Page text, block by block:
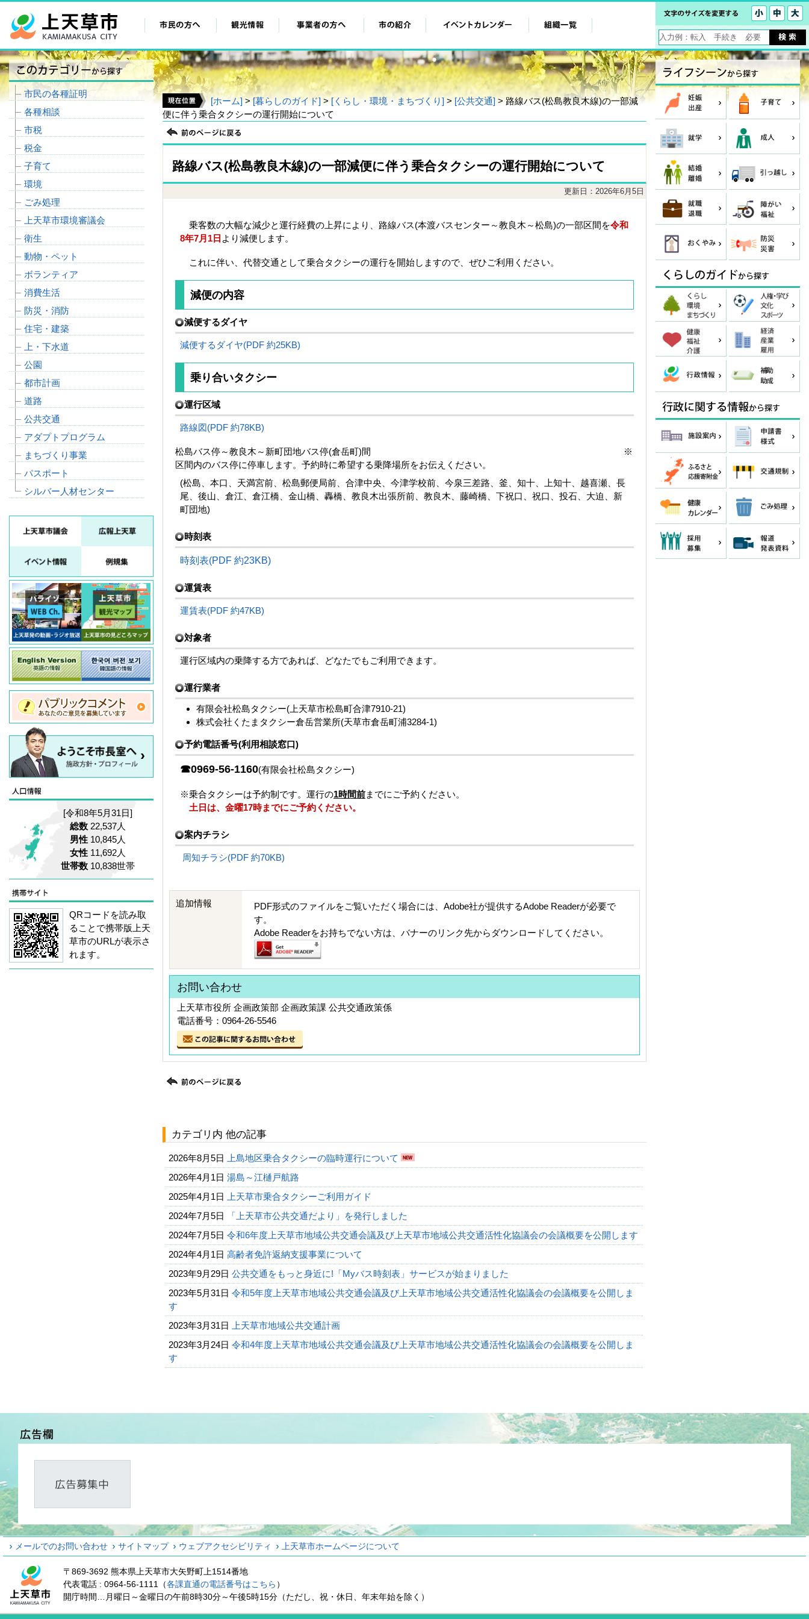
[ホーム]>[暮らしのガイド] >[くらし・環境・まちづくり]>[公共交通]> 路線バス(松島教良木線)の一部減
便に伴う乗合タクシーの運行開始について
路線バス(松島教良木線)の一部減便に伴う乗合タクシーの運行開始について
更新日：2026年6月5日
乗客数の大幅な減少と運行経費の上昇により、路線バス(本渡バスセンター～教良木～松島)の一部区間を令和
8年7月1日 より減便します。
これに伴い、代替交通として乗合タクシーの運行を開始しますので、ぜひご利用ください。
減便の内容
減便するダイヤ
減便するダイヤ(PDF 約25KB)
乗り合いタクシー
運行区域
路線図(PDF 約78KB)
松島バス停～教良木～新町団地バス停(倉岳町)間 ※
区間内のバス停に停車します。予約時に希望する乗降場所をお伝えください。
(松島、本口、天満宮前、松島郵便局前、合津中央、今津学校前、今泉三差路、釜、知十、上知十、越喜瀬、長
尾、後山、倉江、倉江橋、金山橋、轟橋、教良木出張所前、教良木、藤崎橋、下祝口、祝口、投石、大迫、新
町団地)
時刻表
時刻表(PDF 約23KB)
運賃表
運賃表(PDF 約47KB)
対象者
運行区域内の乗降する方であれば、どなたでもご利用できます。
運行業者
有限会社松島タクシー(上天草市松島町合津7910-21)
株式会社くたまタクシー倉岳営業所(天草市倉岳町浦3284-1)
予約電話番号(利用相談窓口)
☎0969-56-1160(有限会社松島タクシー)
※乗合タクシーは予約制です。運行の1時間前までにご予約ください。
土日は、金曜17時までにご予約ください。
案内チラシ
周知チラシ(PDF 約70KB)
追加情報
PDF形式のファイルをご覧いただく場合には、Adobe社が提供するAdobe Readerが必要で
す。
Adobe Readerをお持ちでない方は、バナーのリンク先からダウンロードしてください。
お問い合わせ
上天草市役所 企画政策部 企画政策課 公共交通政策係
電話番号：0964-26-5546
カテゴリ内 他の記事
2026年8月5日
上島地区乗合タクシーの臨時運行について
2026年4月1日 湯島～江樋戸航路
2025年4月1日
上天草市乗合タクシーご利用ガイド
2024年7月5日
「上天草市公共交通だより」を発行しました
2024年7月5日 令和6年度上天草市地域公共交通会議及び上天草市地域公共交通活性化協議会の会議概要を公開します
2024年4月1日 高齢者免許返納支援事業について
2023年9月29日 公共交通をもっと身近に!「Myバス時刻表」サービスが始まりました
2023年5月31日 令和5年度上天草市地域公共交通会議及び上天草市地域公共交通活性化協議会の会議概要を公開しま
す
2023年3月31日
上天草市地域公共交通計画
2023年3月24日 令和4年度上天草市地域公共交通会議及び上天草市地域公共交通活性化協議会の会議概要を公開しま
す
市民の各種証明
各種相談
市税
税金
子育て
環境
ごみ処理
上天草市環境審議会
衛生
動物・ペット
ボランティア
消費生活
防災・消防
住宅・建築
上・下水道
公園
都市計画
道路
公共交通
アダプトプログラム
まちづくり事業
パスポート
シルバー人材センター
[令和8年5月31日]
総数 22,537人
男性 10,845人
女性 11,692人
世帯数 10,838世帯
QRコードを読み取
ることで携帯版上天
草市のURLが表示さ
れます。
メールでのお問い合わせ サイトマップ ウェブアクセシビリティ 上天草市ホームページについて
〒869-3692 熊本県上天草市大矢野町上1514番地
代表電話 : 0964-56-1111（各課直通の電話番号はこちら ）
開庁時間…月曜日～金曜日の午前8時30分～午後5時15分（ただし、祝・休日、年末年始を除く）